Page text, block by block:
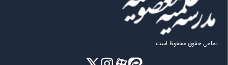
تمامی حقوق محفوظ است